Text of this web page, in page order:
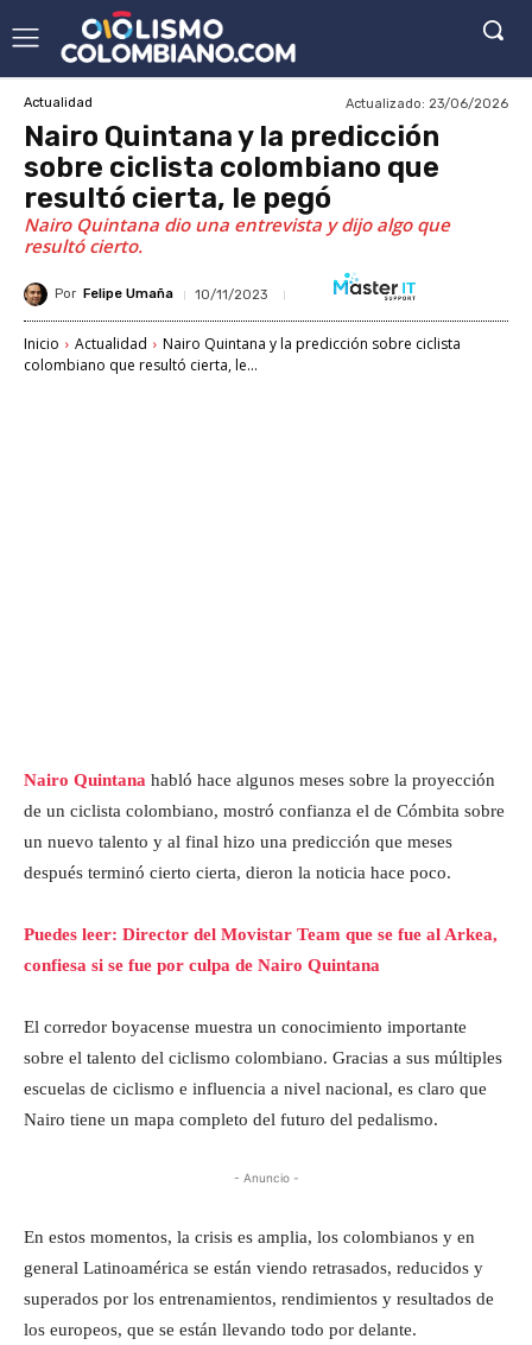
Actualidad Actualizado: 23/06/2026
Nairo Quintana y la predicción
sobre ciclista colombiano que
resultó cierta, le pegó
Nairo Quintana dio una entrevista y dijo algo que
resultó cierto.
Por Felipe Umaña 10/11/2023
Inicio Actualidad
Nairo Quintana y la predicción sobre ciclista
colombiano que resultó cierta, le...
Nairo Quintana habló hace algunos meses sobre la proyección
de un ciclista colombiano, mostró confianza el de Cómbita sobre
un nuevo talento y al final hizo una predicción que meses
después terminó cierto cierta, dieron la noticia hace poco.
Puedes leer: Director del Movistar Team que se fue al Arkea,
confiesa si se fue por culpa de Nairo Quintana
El corredor boyacense muestra un conocimiento importante
sobre el talento del ciclismo colombiano. Gracias a sus múltiples
escuelas de ciclismo e influencia a nivel nacional, es claro que
Nairo tiene un mapa completo del futuro del pedalismo.
- Anuncio -
En estos momentos, la crisis es amplia, los colombianos y en
general Latinoamérica se están viendo retrasados, reducidos y
superados por los entrenamientos, rendimientos y resultados de
los europeos, que se están llevando todo por delante.